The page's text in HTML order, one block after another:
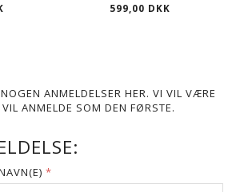
599,00 DKK
ANMELDELSER HER. VI VIL VÆRE
ANMELDE SOM DEN FØRSTE.